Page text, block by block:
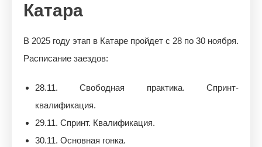
Катара
В 2025 году этап в Катаре пройдет с 28 по 30 ноября.
Расписание заездов:
28.11. Свободная практика. Спринт-
квалификация.
29.11. Спринт. Квалификация.
30.11. Основная гонка.